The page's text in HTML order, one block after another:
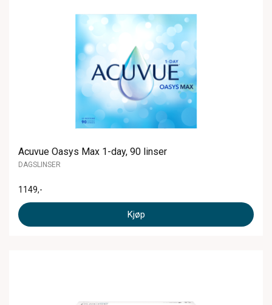
Acuvue Oasys Max 1-day, 90 linser
DAGSLINSER
1149,-
Kjøp